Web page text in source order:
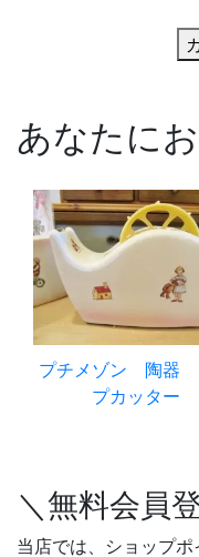
あなたに
プチメゾン 陶器
プカッター
＼無料会員
当店では、ショップポ